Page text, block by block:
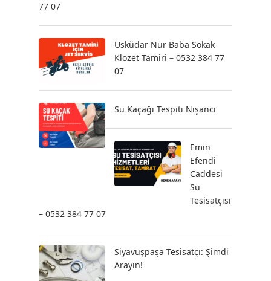
77 07
Üsküdar Nur Baba Sokak
Klozet Tamiri – 0532 384 77
07
Su Kaçağı Tespiti Nişancı
Emin
Efendi
Caddesi
Su
Tesisatçısı
– 0532 384 77 07
Siyavuşpaşa Tesisatçı: Şimdi
Arayın!